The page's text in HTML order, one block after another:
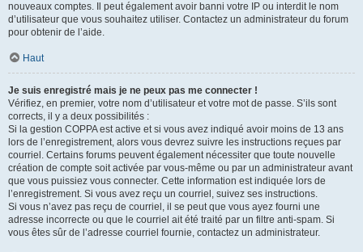
nouveaux comptes. Il peut également avoir banni votre IP ou interdit le nom
d’utilisateur que vous souhaitez utiliser. Contactez un administrateur du forum
pour obtenir de l’aide.
Haut
Je suis enregistré mais je ne peux pas me connecter !
Vérifiez, en premier, votre nom d’utilisateur et votre mot de passe. S’ils sont
corrects, il y a deux possibilités :
Si la gestion COPPA est active et si vous avez indiqué avoir moins de 13 ans
lors de l’enregistrement, alors vous devrez suivre les instructions reçues par
courriel. Certains forums peuvent également nécessiter que toute nouvelle
création de compte soit activée par vous-même ou par un administrateur avant
que vous puissiez vous connecter. Cette information est indiquée lors de
l’enregistrement. Si vous avez reçu un courriel, suivez ses instructions.
Si vous n’avez pas reçu de courriel, il se peut que vous ayez fourni une
adresse incorrecte ou que le courriel ait été traité par un filtre anti-spam. Si
vous êtes sûr de l’adresse courriel fournie, contactez un administrateur.